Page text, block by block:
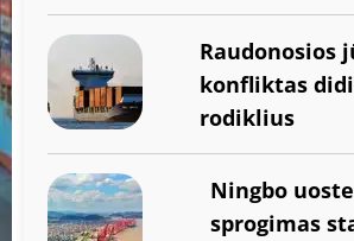
Raudonosios
konfliktas
rodiklius
Ningbo
sprogimas